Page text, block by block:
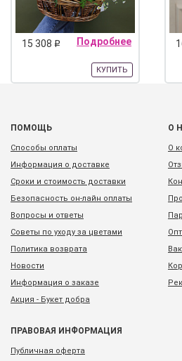
15 308 q Подробнее
КУПИТЬ
ПОМОЩЬ
Способы оплаты
Информация о доставке
Сроки и стоимость доставки
Безопасность он-лайн оплаты
Вопросы и ответы
Советы по уходу за цветами
Политика возврата
Новости
Информация о заказе
Акция - Букет добра
О
О
ПРАВОВАЯ ИНФОРМАЦИЯ
Публичная оферта